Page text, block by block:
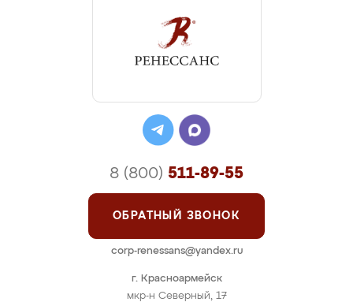
г. Красноармейск
мкр-н Северный, 17
8 (800) 511-89-55
ОБРАТНЫЙ ЗВОНОК
corp-renessans@yandex.ru